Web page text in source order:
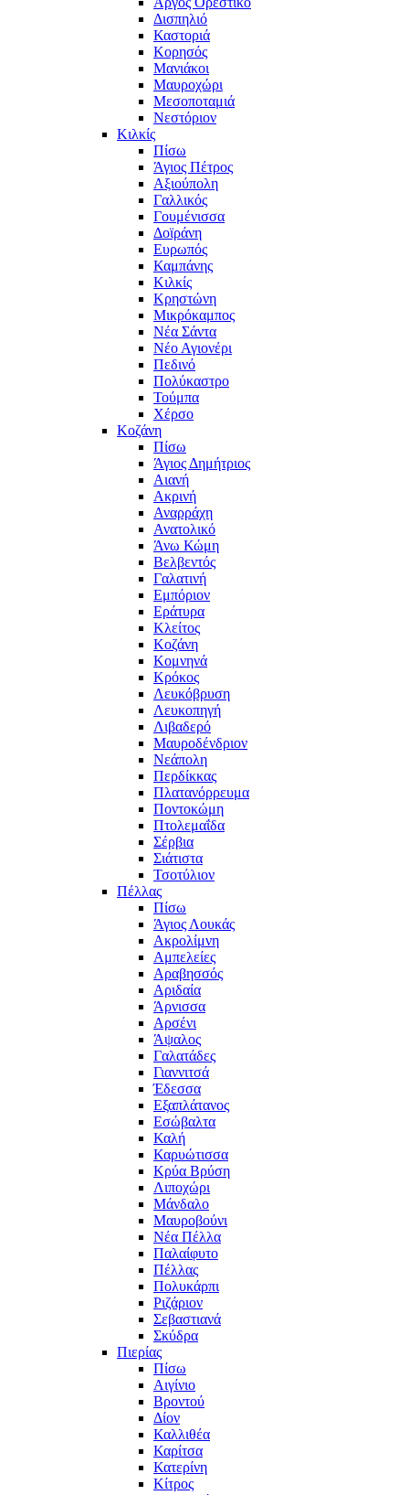
Δισπηλιό
Καστοριά
Κορησός
Μανιάκοι
Μαυροχώρι
Μεσοποταμιά
Νεστόριον
Κιλκίς
Πίσω
Άγιος Πέτρος
Αξιούπολη
Γαλλικός
Γουμένισσα
Δοϊράνη
Ευρωπός
Καμπάνης
Κιλκίς
Κρηστώνη
Μικρόκαμπος
Νέα Σάντα
Νέο Αγιονέρι
Πεδινό
Πολύκαστρο
Τούμπα
Χέρσο
Κοζάνη
Πίσω
Άγιος Δημήτριος
Αιανή
Ακρινή
Αναρράχη
Ανατολικό
Άνω Κώμη
Βελβεντός
Γαλατινή
Εμπόριον
Εράτυρα
Κλείτος
Κοζάνη
Κομνηνά
Κρόκος
Λευκόβρυση
Λευκοπηγή
Λιβαδερό
Μαυροδένδριον
Νεάπολη
Περδίκκας
Πλατανόρρευμα
Ποντοκώμη
Πτολεμαΐδα
Σέρβια
Σιάτιστα
Τσοτύλιον
Πέλλας
Πίσω
Άγιος Λουκάς
Ακρολίμνη
Αμπελείες
Αραβησσός
Αριδαία
Άρνισσα
Αρσένι
Άψαλος
Γαλατάδες
Γιαννιτσά
Έδεσσα
Εξαπλάτανος
Εσώβαλτα
Καλή
Καρυώτισσα
Κρύα Βρύση
Λιποχώρι
Μάνδαλο
Μαυροβούνι
Νέα Πέλλα
Παλαίφυτο
Πέλλας
Πολυκάρπι
Ριζάριον
Σεβαστιανά
Σκύδρα
Πιερίας
Πίσω
Αιγίνιο
Βροντού
Δίον
Καλλιθέα
Καρίτσα
Κατερίνη
Κίτρος